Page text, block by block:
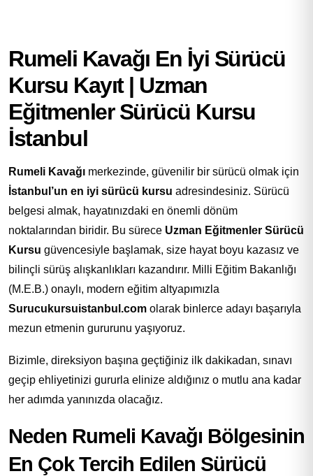
Rumeli Kavağı En İyi Sürücü
Kursu Kayıt | Uzman
Eğitmenler Sürücü Kursu
İstanbul
Rumeli Kavağı merkezinde, güvenilir bir sürücü olmak için
İstanbul’un en iyi sürücü kursu adresindesiniz. Sürücü
belgesi almak, hayatınızdaki en önemli dönüm
noktalarından biridir. Bu sürece Uzman Eğitmenler Sürücü
Kursu güvencesiyle başlamak, size hayat boyu kazasız ve
bilinçli sürüş alışkanlıkları kazandırır. Milli Eğitim Bakanlığı
(M.E.B.) onaylı, modern eğitim altyapımızla
Surucukursuistanbul.com olarak binlerce adayı başarıyla
mezun etmenin gururunu yaşıyoruz.
Bizimle, direksiyon başına geçtiğiniz ilk dakikadan, sınavı
geçip ehliyetinizi gururla elinize aldığınız o mutlu ana kadar
her adımda yanınızda olacağız.
Neden Rumeli Kavağı Bölgesinin
En Çok Tercih Edilen Sürücü